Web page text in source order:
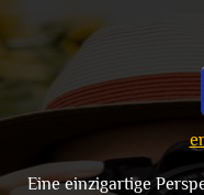
Eine einzigartige